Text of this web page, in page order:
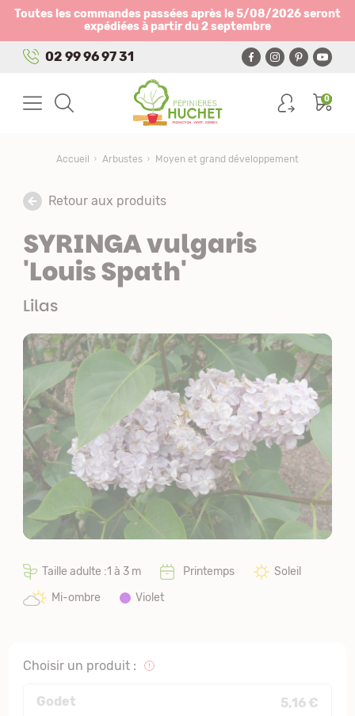
Toutes les commandes passées après le 5/08/2026 seront
expédiées à partir du 2 septembre
02 99 96 97 31
0
Accueil Arbustes Moyen et grand développement
Retour aux produits
SYRINGA vulgaris
'Louis Spath'
Lilas
Taille adulte :1 à 3 m Printemps
Soleil
Mi-ombre
Violet
Choisir un produit :
Godet 5,16 €
Panneau de gestion des cookies